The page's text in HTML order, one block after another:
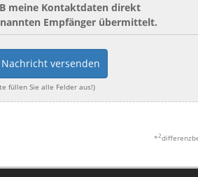
meine Kontaktdaten direkt
Empfänger übermittelt.
versenden
füllen Sie alle Felder aus!)
*2